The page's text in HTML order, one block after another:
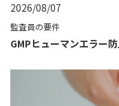
2026/08/07
監査員の要件
GMPヒューマンエラー